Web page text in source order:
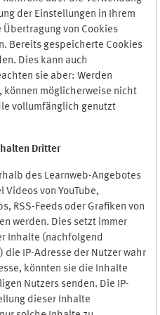
der Einstellungen in Ihrem
von Cookies
Bereits gespeicherte Cookies
Dies kann auch
sie aber: Werden
möglicherweise nicht
vollumfänglich genutzt
Dritter
des Learnweb-Angebotes
von YouTube,
RSS-Feeds oder Grafiken von
werden. Dies setzt immer
Inhalte (nachfolgend
IP-Adresse der Nutzer wahr
könnten sie die Inhalte
Nutzers senden. Die IP-
dieser Inhalte